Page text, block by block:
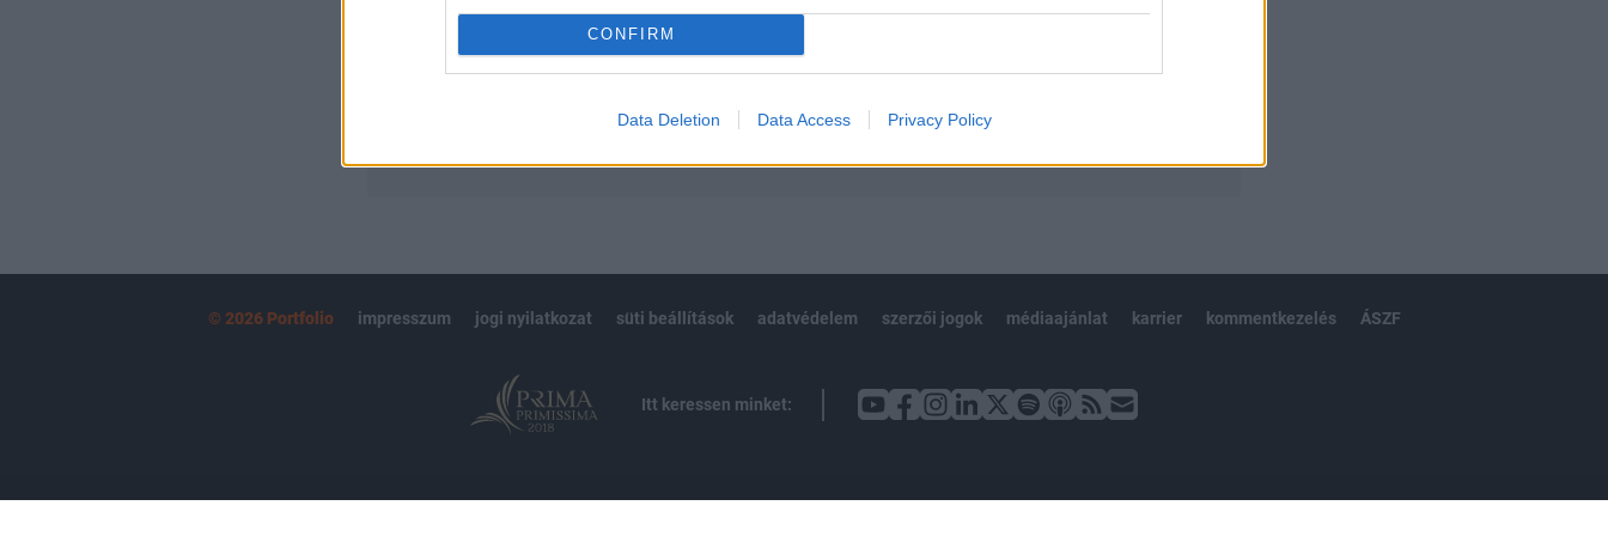
CONFIRM
Data Deletion Data Access Privacy Policy
kötéslistái
Előfizetés
MÁR ELŐFIZETŐNK VAGY? BEJELENTKEZÉS
© 2026 Portfolio impresszum jogi nyilatkozat süti beállítások adatvédelem szerzői jogok médiaajánlat karrier kommentkezelés ÁSZF
Itt keressen minket: